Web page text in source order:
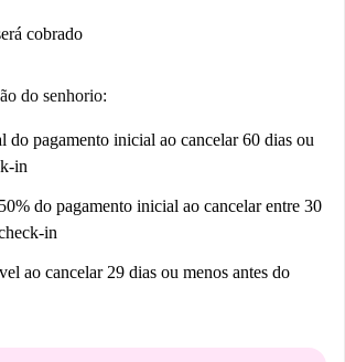
cobrado
do senhorio:
do pagamento inicial ao cancelar 60 dias ou
in
do pagamento inicial ao cancelar entre 30
in
ao cancelar 29 dias ou menos antes do